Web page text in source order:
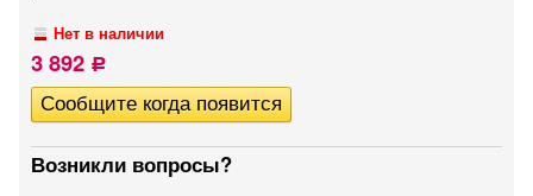
Нет в наличии
3 892 Р
Возникли вопросы?